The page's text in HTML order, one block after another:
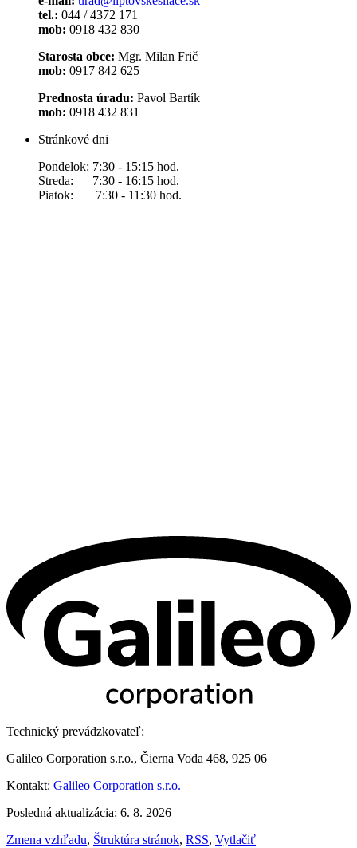
tel.: 044 / 4372 171
mob: 0918 432 830
Starosta obce: Mgr. Milan Frič
mob: 0917 842 625
Prednosta úradu: Pavol Bartík
mob: 0918 432 831
Stránkové dni
Pondelok: 7:30 - 15:15 hod.
Streda: 7:30 - 16:15 hod.
Piatok: 7:30 - 11:30 hod.
Technický prevádzkovateľ:
Galileo Corporation s.r.o., Čierna Voda 468, 925 06
Kontakt: Galileo Corporation s.r.o.
Posledná aktualizácia: 6. 8. 2026
Zmena vzhľadu, Štruktúra stránok, RSS, Vytlačiť